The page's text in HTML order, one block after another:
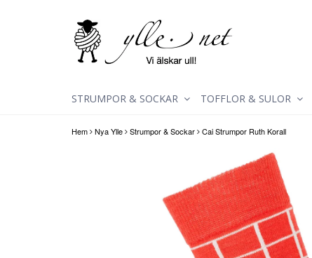
Hem Nya Ylle Strumpor & Sockar Cai Strumpor Ruth Korall
STRUMPOR & SOCKAR TOFFLOR & SULOR